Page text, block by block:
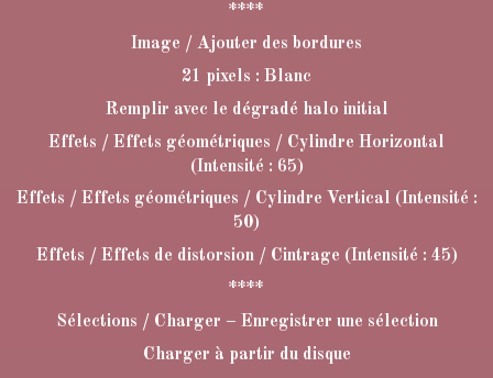
****
Image / Ajouter des bordures
21 pixels : Blanc
Remplir avec le dégradé halo initial
Effets / Effets géométriques / Cylindre Horizontal
(Intensité : 65)
Effets / Effets géométriques / Cylindre Vertical (Intensité :
50)
Effets / Effets de distorsion / Cintrage (Intensité : 45)
****
Sélections / Charger – Enregistrer une sélection
Charger à partir du disque